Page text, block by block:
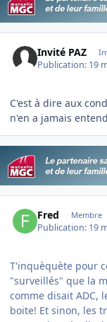
Invité PAZ
Publication: 19
C'est à dire aux
n'en a jamais
Fred Membre
Publication: 19
T'inquèquète pour
"surveillés" que la
comme disait ADC,
boite! Et sinon, les